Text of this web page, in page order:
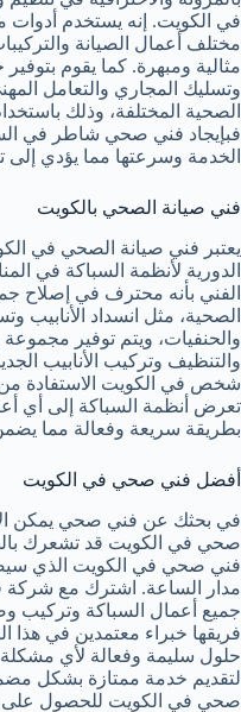
في الكويت. إنه يستخدم أدوات
مختلف أعمال الصيانة
مثالية ومبهرة. كما يقوم
وتسليك المجاري والتعامل
الصحية المختلفة، وذلك
فبإيجاد فني صحي شاطر في
الخدمة وسرعتها مما يؤدي إلى
فني صيانة الصحي بالكويت
يعتبر فني صيانة الصحي في
الدورية لأنظمة السباكة في
الفني بأنه محترف في إصلاح
الصحية، مثل انسداد الأنابيب
والحنفيات، ويتم توفير
والتنظيف وتركيب الأنابيب
شخص في الكويت الاستفادة
تعرض أنظمة السباكة إلى أي
بطريقة سريعة وفعالة مما
أفضل فني صحي في الكويت
في بحثك عن فني صحي يمكن
صحي في الكويت قد تشعرك
فني صحي في الكويت الذي
مدار الساعة. اشترك مع
جميع أعمال السباكة وتركيب
فريقها خبراء معتمدين في هذا
حلول سليمة وفعالة لأي مشكلة
لتقديم خدمة ممتازة بشكل
صحي في الكويت للحصول على